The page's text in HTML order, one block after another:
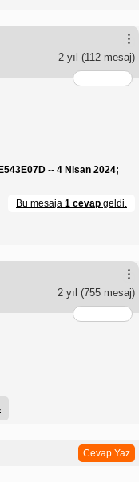
2 yıl (112 mesaj)
-- 4 Nisan 2024;
Bu mesaja 1 cevap geldi.
2 yıl (755 mesaj)
Cevap Yaz